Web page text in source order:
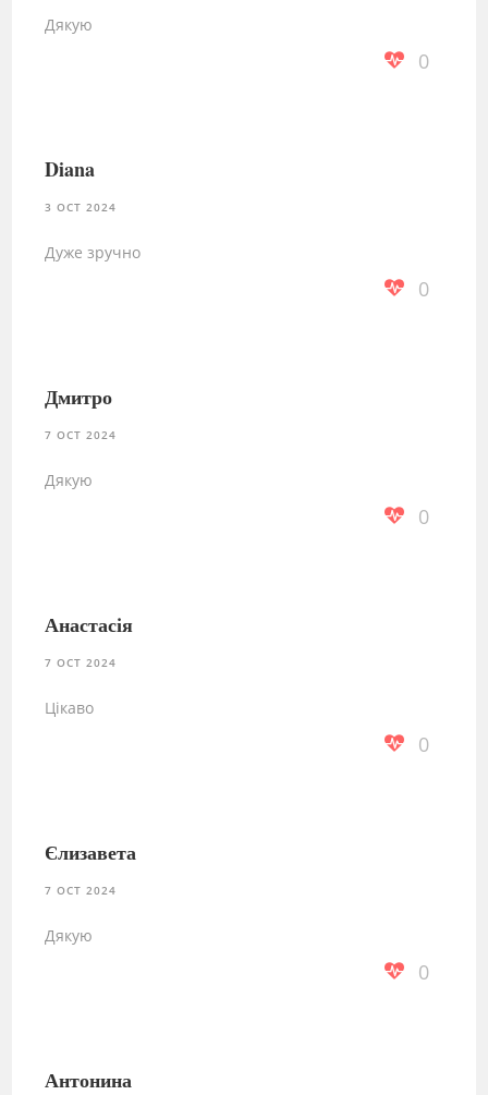
Дякую
0
Diana
3 OCT 2024
Дуже зручно
0
Дмитро
7 OCT 2024
Дякую
0
Анастасія
7 OCT 2024
Цікаво
0
Єлизавета
7 OCT 2024
Дякую
0
Антонина